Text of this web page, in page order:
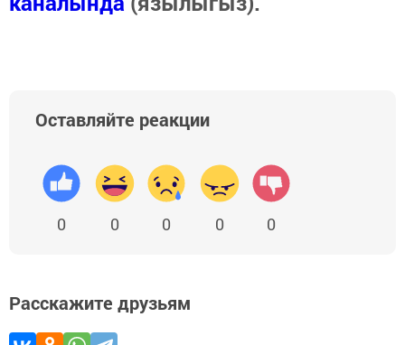
Оставляйте реакции
0 0 0 0 0
Расскажите друзьям